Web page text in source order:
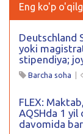
Eng ko'p
Deutschland
yoki
stipendiya;
Barcha soha |
FLEX:
AQSHda 1 yil
davomida